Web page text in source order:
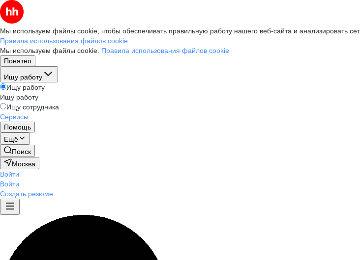
Мы используем файлы cookie, чтобы обеспечивать правильную работу нашего веб-сайта и анализировать
Правила использования файлов cookie
Мы используем файлы cookie. Правила использования файлов cookie
Понятно
Ищу работу
Ищу работу
Ищу работу
Ищу сотрудника
Сервисы
Помощь
Ещё
Поиск
Москва
Войти
Войти
Создать резюме